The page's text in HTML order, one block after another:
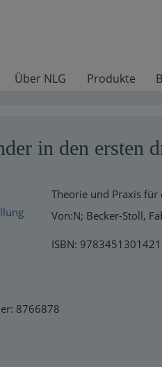
Über NLG Produkte
in den ersten
Theorie und Praxis für
Von:N; Becker-Stoll,
ISBN: 9783451301421
8766878